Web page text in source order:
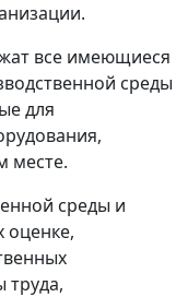
все имеющиеся
среды
для
месте.
среды и
оценке,
труда,